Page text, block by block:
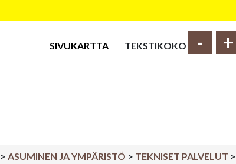
SIVUKARTTA TEKSTIKOKO - +
> ASUMINEN JA YMPÄRISTÖ > TEKNISET PALVELUT >